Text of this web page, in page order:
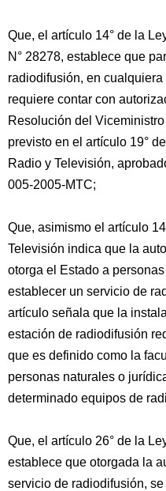
Que, el artículo 14° de la
N° 28278, establece que
radiodifusión, en
requiere contar con
Resolución del
previsto en el artículo 19°
Radio y Televisión,
005-2005-MTC;
Que, asimismo el artículo
Televisión indica que la
otorga el Estado a
establecer un servicio de
artículo señala que la
estación de radiodifusión
que es definido como la
personas naturales o
determinado equipos de
Que, el artículo 26° de la
establece que otorgada la
servicio de radiodifusión,